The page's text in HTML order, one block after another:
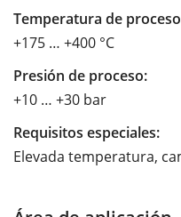
Temperatura de
+175 … +400 °C
Presión de proceso:
+10 … +30 bar
Requisitos especiales:
Elevada temperatura,